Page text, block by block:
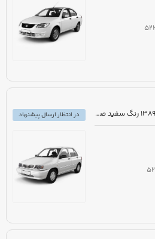
مزایده دولتی خودرو پراید 111 مدل 1389 رنگ سفید صدفی
در انتظار ارسال پیشنهاد